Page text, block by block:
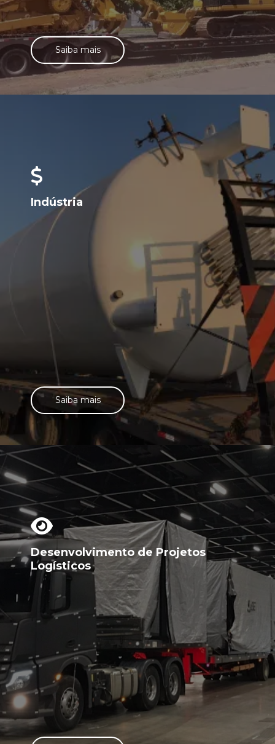
Saiba mais
Indústria
Saiba mais
Desenvolvimento de Projetos
Logísticos